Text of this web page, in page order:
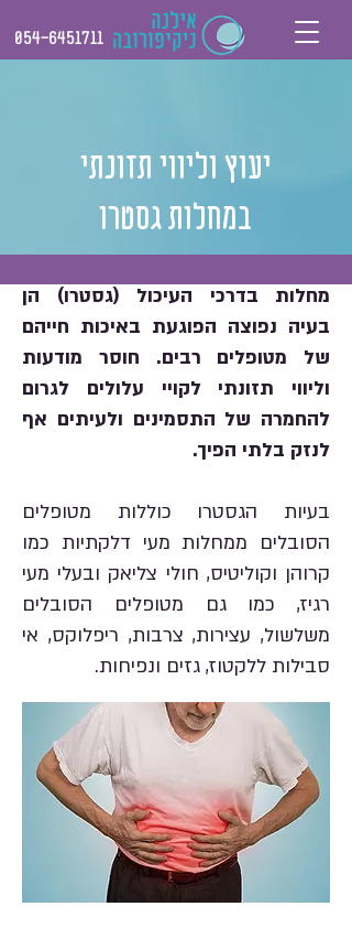
054-6451711
יעוץ וליווי תזונתי
במחלות גסטרו
מחלות בדרכי העיכול (גסטרו) הן
בעיה נפוצה הפוגעת באיכות חייהם
של מטופלים רבים. חוסר מודעות
וליווי תזונתי לקויי עלולים לגרום
להחמרה של התסמינים ולעיתים אף
לנזק בלתי הפיך.
בעיות הגסטרו כוללות מטופלים
הסובלים ממחלות מעי דלקתיות כמו
קרוהן וקוליטיס, חולי צליאק ובעלי מעי
רגיז, כמו גם מטופלים הסובלים
משלשול, עצירות, צרבות, ריפלוקס, אי
סבילות ללקטוז, גזים ונפיחות.